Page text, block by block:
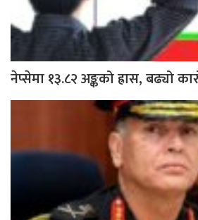
नेप्सेमा १३.८२ अङ्कको ह्रास, बढ्यो